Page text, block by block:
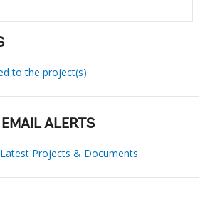
to the project(s)
ALERTS
Projects & Documents